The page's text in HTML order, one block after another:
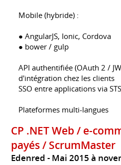
Mobile (hybride) :
● AngularJS, Ionic, Cordova
● bower / gulp
API authentifiée (OAuth 2 /
d'intégration chez les clients
SSO entre applications via
Plateformes multi-langues
CP .NET Web / e-
payés / ScrumMaster
Edenred
Mai 2015 à